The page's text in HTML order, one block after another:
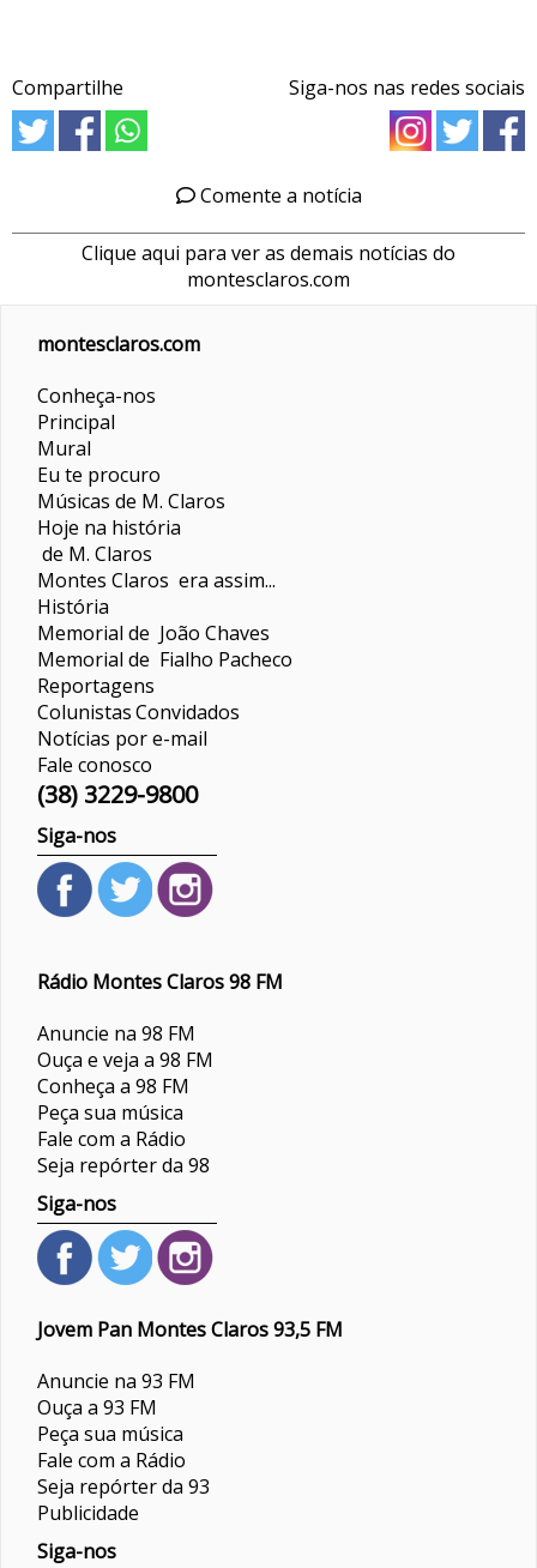
Compartilhe Siga-nos nas redes sociais
Comente a notícia
Clique aqui para ver as demais notícias do
montesclaros.com
montesclaros.com
Conheça-nos
Principal
Mural
Eu te procuro
Músicas de M. Claros
Hoje na história
de M. Claros
Montes Claros era assim...
História
Memorial de João Chaves
Memorial de Fialho Pacheco
Reportagens
ColunistasConvidados
Notícias por e-mail
Fale conosco
(38) 3229-9800
Siga-nos
Rádio Montes Claros 98 FM
Anuncie na 98 FM
Ouça e veja a 98 FM
Conheça a 98 FM
Peça sua música
Fale com a Rádio
Seja repórter da 98
Siga-nos
Jovem Pan Montes Claros 93,5 FM
Anuncie na 93 FM
Ouça a 93 FM
Peça sua música
Fale com a Rádio
Seja repórter da 93
Publicidade
Siga-nos